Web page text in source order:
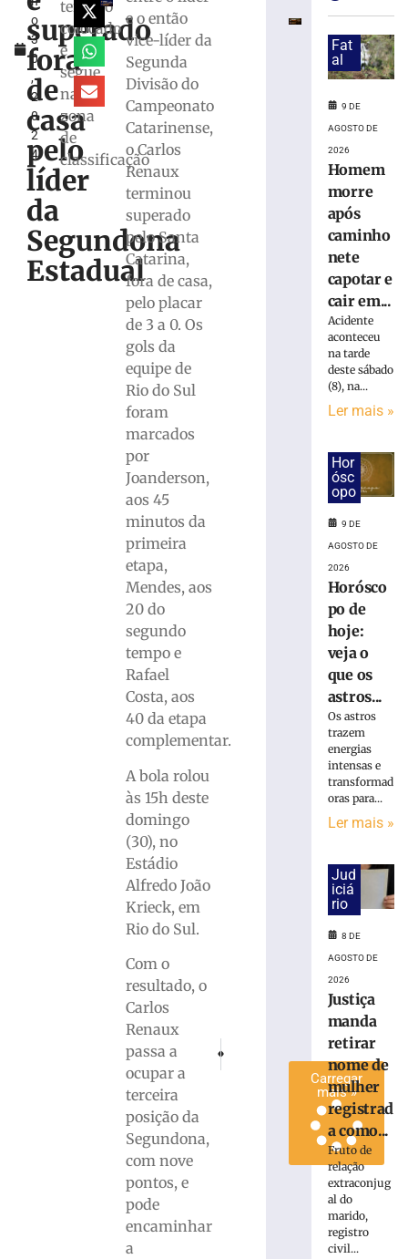
o
3
0
,
2
0
2
4
superado
fora
de
casa
pelo
líder
da
Segundona
Estadual
terceiro
colocado
e
segue
na
zona
de
classificação
e o então
vice-líder da
Segunda
Divisão do
Campeonato
Catarinense,
o Carlos
Renaux
terminou
superado
pelo Santa
Catarina,
fora de casa,
pelo placar
de 3 a 0. Os
gols da
equipe de
Rio do Sul
foram
marcados
por
Joanderson,
aos 45
minutos da
primeira
etapa,
Mendes, aos
20 do
segundo
tempo e
Rafael
Costa, aos
40 da etapa
complementar.
A bola rolou
às 15h deste
domingo
(30), no
Estádio
Alfredo João
Krieck, em
Rio do Sul.
Com o
resultado, o
Carlos
Renaux
passa a
ocupar a
terceira
posição da
Segundona,
com nove
pontos, e
pode
encaminhar
a
Prisões em flagrante por roubos
Grande Operação na Praia Brava termina
estreia
com
vitória
Campeonato
Catarinense
Serra
Rastro
interditada
sábado
corrida
noturna
Brusque
anuncia
contratação
zagueiro
Maistro
Carregar
mais »
Fat
al
9 DE
AGOSTO DE
2026
Homem
morre
após
caminho
nete
capotar e
cair em...
Acidente
aconteceu
na tarde
deste sábado
(8), na...
Ler mais »
Hor
ósc
opo
9 DE
AGOSTO DE
2026
Horósco
po de
hoje:
veja o
que os
astros...
Os astros
trazem
energias
intensas e
transformad
oras para...
Ler mais »
Jud
iciá
rio
8 DE
AGOSTO DE
2026
Justiça
manda
retirar
nome de
mulher
registrad
a como...
Fruto de
relação
extraconjug
al do
marido,
registro
civil...